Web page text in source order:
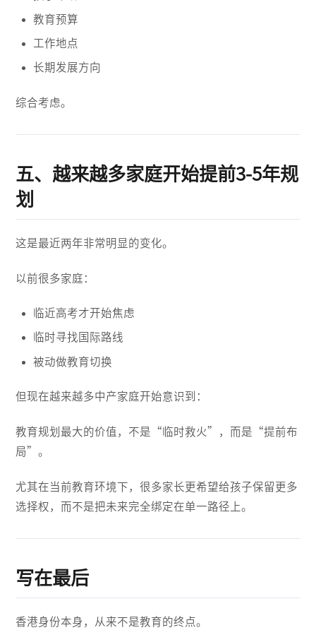
教育预算
工作地点
长期发展方向
综合考虑。
五、越来越多家庭开始提前3-5年规
划
这是最近两年非常明显的变化。
以前很多家庭：
临近高考才开始焦虑
临时寻找国际路线
被动做教育切换
但现在越来越多中产家庭开始意识到：
教育规划最大的价值，不是“临时救火”，而是“提前布
局”。
尤其在当前教育环境下，很多家长更希望给孩子保留更多
选择权，而不是把未来完全绑定在单一路径上。
写在最后
香港身份本身，从来不是教育的终点。